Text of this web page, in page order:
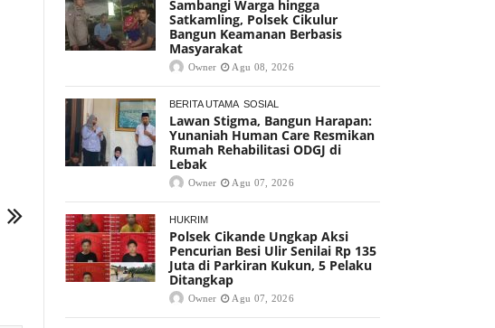
Sambangi Warga hingga
Satkamling, Polsek Cikulur
Bangun Keamanan Berbasis
Masyarakat
Owner Agu 08, 2026
BERITA UTAMA SOSIAL
Lawan Stigma, Bangun Harapan:
Yunaniah Human Care Resmikan
Rumah Rehabilitasi ODGJ di
Lebak
Owner Agu 07, 2026
HUKRIM
Polsek Cikande Ungkap Aksi
Pencurian Besi Ulir Senilai Rp 135
Juta di Parkiran Kukun, 5 Pelaku
Ditangkap
Owner Agu 07, 2026